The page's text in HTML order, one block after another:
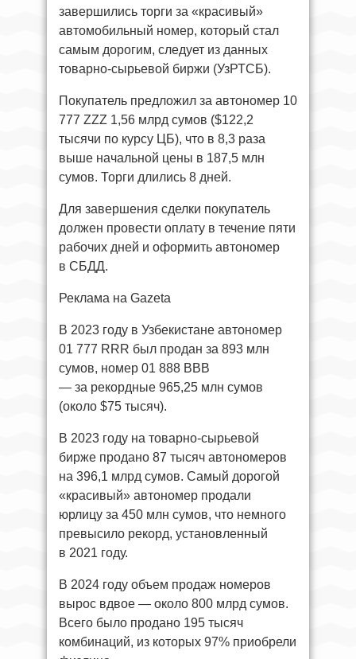
завершились торги за «красивый»
автомобильный номер, который стал
самым дорогим, следует из данных
товарно-сырьевой биржи (УзРТСБ).
Покупатель предложил за автономер 10
777 ZZZ 1,56 млрд сумов ($122,2
тысячи по курсу ЦБ), что в 8,3 раза
выше начальной цены в 187,5 млн
сумов. Торги длились 8 дней.
Для завершения сделки покупатель
должен провести оплату в течение пяти
рабочих дней и оформить автономер
в СБДД.
Реклама на Gazeta
В 2023 году в Узбекистане автономер
01 777 RRR был продан за 893 млн
сумов, номер 01 888 BBB
— за рекордные 965,25 млн сумов
(около $75 тысяч).
В 2023 году на товарно-сырьевой
бирже продано 87 тысяч автономеров
на 396,1 млрд сумов. Самый дорогой
«красивый» автономер продали
юрлицу за 450 млн сумов, что немного
превысило рекорд, установленный
в 2021 году.
В 2024 году объем продаж номеров
вырос вдвое — около 800 млрд сумов.
Всего было продано 195 тысяч
комбинаций, из которых 97% приобрели